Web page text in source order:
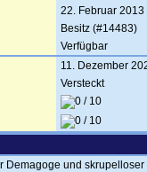
22. Februar 2013
Besitz (#14483)
Verfügbar
11. Dezember
Versteckt
Demagoge und